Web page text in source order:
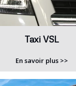
Taxi VSL
En savoir plus >>